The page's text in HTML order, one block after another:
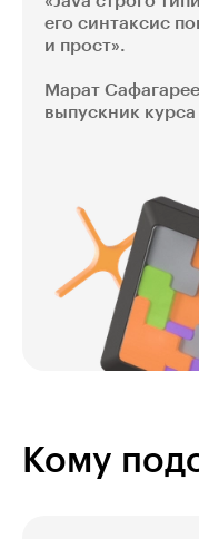
его синтаксис
и прост».
Мара т
выпускник курса
Кому